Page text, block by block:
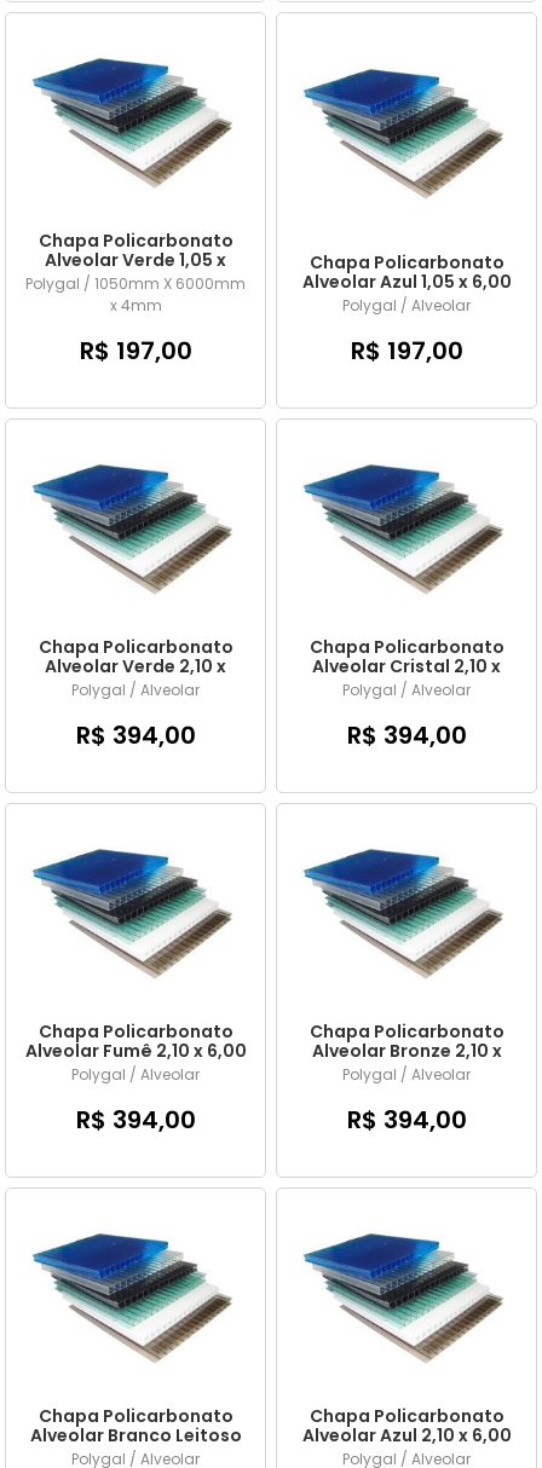
Chapa Policarbonato
Alveolar Verde 1,05 x
6,00 mts x 4mm
Polygal / 1050mm X 6000mm
x 4mm
R$ 197,00
Chapa Policarbonato
Alveolar Azul 1,05 x 6,00
mts x 4mm
Polygal / Alveolar
R$ 197,00
Chapa Policarbonato
Alveolar Verde 2,10 x
6,00 mts x 4mm
Polygal / Alveolar
R$ 394,00
Chapa Policarbonato
Alveolar Cristal 2,10 x
6,00 mts x 4mm
Polygal / Alveolar
R$ 394,00
Chapa Policarbonato
Alveolar Fumê 2,10 x 6,00
mts x 4mm
Polygal / Alveolar
R$ 394,00
Chapa Policarbonato
Alveolar Bronze 2,10 x
6,00 mts x 4mm
Polygal / Alveolar
R$ 394,00
Chapa Policarbonato
Alveolar Branco Leitoso
2,10 x 6,00 mts x 4mm
Polygal / Alveolar
Chapa Policarbonato
Alveolar Azul 2,10 x 6,00
mts x 4mm
Polygal / Alveolar